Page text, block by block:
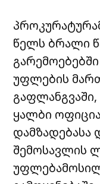
წელს ბრალი
უფლების
ყალბი
დამზადებასა
შემოსავლის